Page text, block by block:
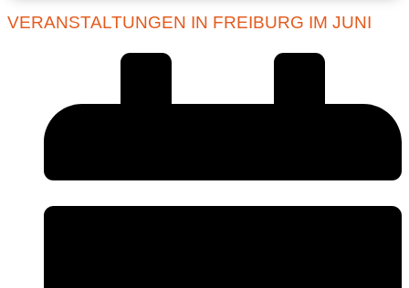
VERANSTALTUNGEN IN FREIBURG IM JUNI